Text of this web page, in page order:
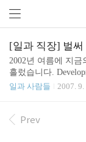
[일과 직장] 벌써
2002년 여름에 지금
흘렀습니다.
의 일들을 하며 눈
년 근속자에게 주는
일과 사람들 2007.
Prev